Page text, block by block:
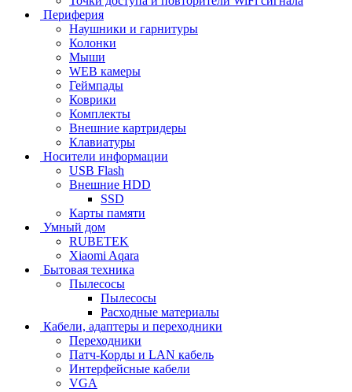
Периферия
Наушники и гарнитуры
Колонки
Мыши
WEB камеры
Геймпады
Коврики
Комплекты
Внешние картридеры
Клавиатуры
Носители информации
USB Flash
Внешние HDD
SSD
Карты памяти
Умный дом
RUBETEK
Xiaomi Aqara
Бытовая техника
Пылесосы
Пылесосы
Расходные материалы
Кабели, адаптеры и переходники
Переходники
Патч-Корды и LAN кабель
Интерфейсные кабели
VGA